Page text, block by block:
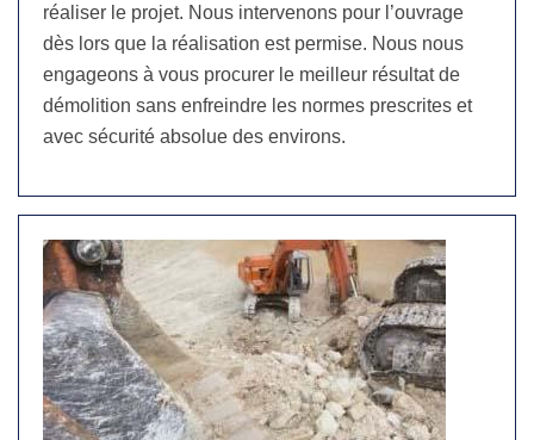
réaliser le projet. Nous intervenons pour l’ouvrage
dès lors que la réalisation est permise. Nous nous
engageons à vous procurer le meilleur résultat de
démolition sans enfreindre les normes prescrites et
avec sécurité absolue des environs.